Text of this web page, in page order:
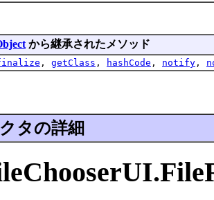
から継承されたメソッド
, getClass , hashCode , notify ,
タの詳細